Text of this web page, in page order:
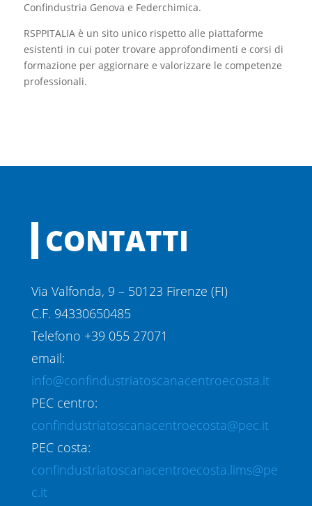
Confindustria Genova e Federchimica.
RSPPITALIA è un sito unico rispetto alle piattaforme
esistenti in cui poter trovare approfondimenti e corsi di
formazione per aggiornare e valorizzare le competenze
professionali.
CONTATTI
Via Valfonda, 9 – 50123 Firenze (FI)
C.F. 94330650485
Telefono +39 055 27071
email:
info@confindustriatoscanacentroecosta.it
PEC centro:
confindustriatoscanacentroecosta@pec.it
PEC costa:
confindustriatoscanacentroecosta.lims@pe
c.it